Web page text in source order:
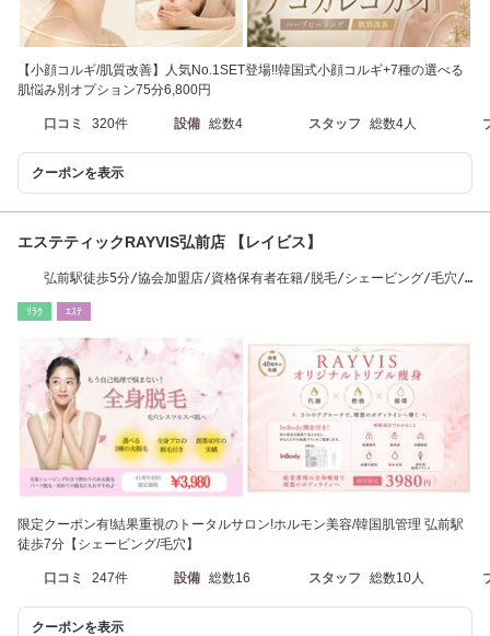
【小顔コルギ/肌質改善】人気No.1SET登場!!韓国式小顔コルギ+7種の選べる
肌悩み別オプション75分6,800円
口コミ 320件 設備 総数4 スタッフ 総数4人
クーポンを表示
エステティックRAYVIS弘前店 【レイビス】
弘前駅徒歩5分/協会加盟店/資格保有者在籍/脱毛/シェービング/毛穴/
ﾘﾗｸ ｴｽﾃ
限定クーポン有!結果重視のトータルサロン!ホルモン美容/韓国肌管理 弘前駅
徒歩7分【シェービング/毛穴】
口コミ 247件 設備 総数16 スタッフ 総数10人
クーポンを表示